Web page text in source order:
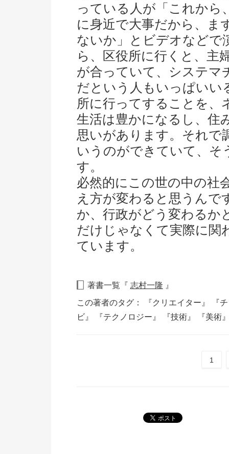
っている人が「これから
に身近で大事だから、ま
ないか」とビデオなどで
ら、区役所に行くと、主
が合っていて、システマ
だという人もいっぱいい
所に行ってすることを、
生活は豊かになるし、住
思いがあります。それで
いうのができていて、そ
す。
必然的にこの世の中の社
え方が変わると思うんで
か、行政がどう変わるか
だけじゃなくて実際に関
ています。
著書一覧『 志村一隆 』
この著者のタグ：
『クリエイター』
『
ビ』
『テクノロジー』 『技術』 『美術
1